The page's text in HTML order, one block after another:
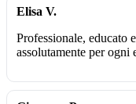
Elisa V.
Professionale, educato
assolutamente per ogni